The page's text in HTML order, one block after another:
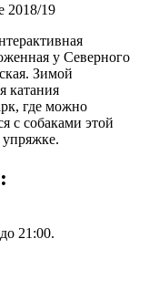
2018/19
у Северного
Зимой
катания
где можно
с собаками этой
упряжке.
21:00.